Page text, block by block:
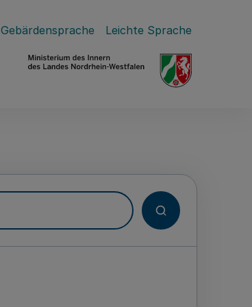
Gebärdensprache Leichte Sprache